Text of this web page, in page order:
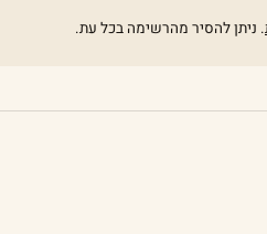
. ניתן להסיר מהרשימה בכל עת.